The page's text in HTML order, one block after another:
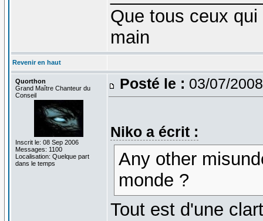
Que tous ceux
main
Revenir en haut
Quorthon
Grand Maître Chanteur du
Conseil
Inscrit le: 08 Sep 2006
Messages: 1100
Localisation: Quelque part
dans le temps
Posté le : 03/07/
Niko a écrit :
Any other
monde ?
Tout est d'une